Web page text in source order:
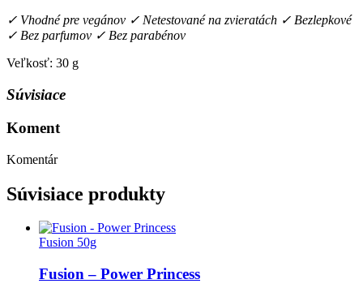
✓ Vhodné pre vegánov ✓ Netestované na zvieratách ✓ Bezlepkové
✓ Bez parfumov ✓ Bez parabénov
Veľkosť: 30 g
Súvisiace
Koment
Komentár
Súvisiace produkty
Fusion 50g
Fusion – Power Princess